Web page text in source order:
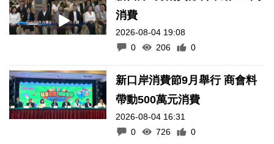
消費
2026-08-04 19:08
0
206 0
新口岸消費節9月舉行 商會料
帶動500萬元消費
2026-08-04 16:31
0
726 0